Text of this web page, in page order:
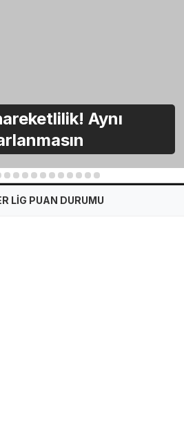
Aynı
5 6 7 8 9 10 11 12 13 14 15
LİG PUAN DURUMU